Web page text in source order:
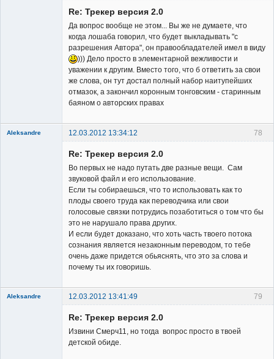
Re: Трекер версия 2.0
Да вопрос вообще не этом... Вы же не думаете, что
когда лошаба говорил, что будет выкладывать "с
разрешения Автора", он правообладателей имел в виду
))) Дело просто в элементарной вежливости и
уважении к другим. Вместо того, что б ответить за свои
же слова, он тут достал полный набор наитупейших
отмазок, а закончил коронным тонговским - старинным
баяном о авторских правах
78
Aleksandre
12.03.2012 13:34:12
Re: Трекер версия 2.0
Во первых не надо путать две разные вещи. Сам
звуковой файл и его использование.
Если ты собираешься, что то использовать как то
плоды своего труда как переводчика или свои
голосовые связки потрудись позаботиться о том что бы
это не нарушало права других.
И если будет доказано, что хоть часть твоего потока
сознания является незаконным переводом, то тебе
очень даже придется обьяснять, что это за слова и
почему ты их говоришь.
79
Aleksandre
12.03.2012 13:41:49
Re: Трекер версия 2.0
Извини Смерч11, но тогда вопрос просто в твоей
детской обиде.